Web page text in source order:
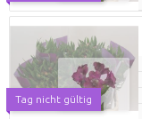
Tag nicht gültig